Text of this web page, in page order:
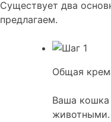
Существует два
предлагаем.
Общая
Ваша кошка
животными.